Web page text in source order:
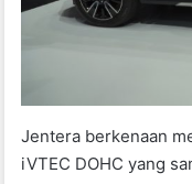
Jentera berkenaan
iVTEC DOHC yang